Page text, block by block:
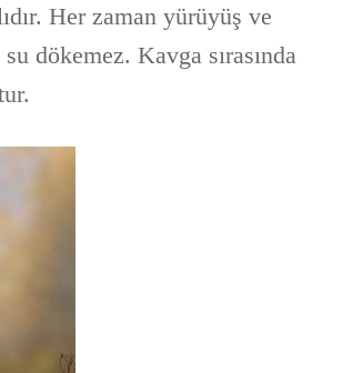
Her zaman yürüyüş ve
dökemez. Kavga sırasında